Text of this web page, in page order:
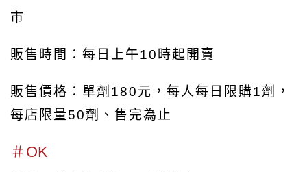
市
販售時間：每日上午10時起開賣
販售價格： 單劑180元，每人每日限購1劑
，
每店限量50劑、 售完為止
＃OK